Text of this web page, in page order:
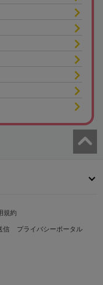
規約
信 プライバシーポータル